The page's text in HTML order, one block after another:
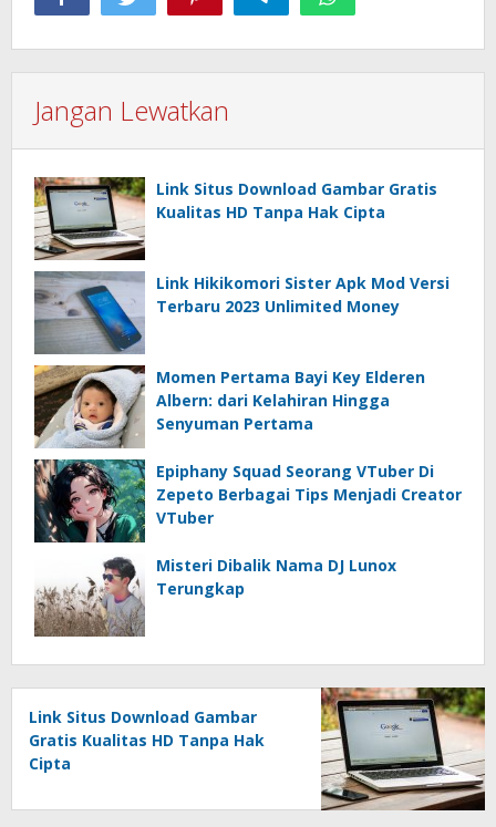
Jangan Lewatkan
Link Situs Download Gambar Gratis
Kualitas HD Tanpa Hak Cipta
Link Hikikomori Sister Apk Mod Versi
Terbaru 2023 Unlimited Money
Momen Pertama Bayi Key Elderen
Albern: dari Kelahiran Hingga
Senyuman Pertama
Epiphany Squad Seorang VTuber Di
Zepeto Berbagai Tips Menjadi Creator
VTuber
Misteri Dibalik Nama DJ Lunox
Terungkap
Link Situs Download Gambar
Gratis Kualitas HD Tanpa Hak
Cipta